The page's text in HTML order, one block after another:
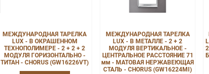
МЕЖДУНАРОДНАЯ ТАРЕЛКА
LUX - В ОКРАШЕННОМ
ТЕХНОПОЛИМЕРЕ - 2 + 2 + 2
МОДУЛЯ ГОРИЗОНТАЛЬНО -
ТИТАН - CHORUS (GW16226VT)
МЕЖДУНАРОДНАЯ ТАРЕЛКА
LUX - В МЕТАЛЛЕ - 2 + 2
МОДУЛЯ ВЕРТИКАЛЬНОЕ -
ЦЕНТРАЛЬНОЕ РАССТОЯНИЕ 71
мм - МАТОВАЯ НЕРЖАВЕЮЩАЯ
СТАЛЬ - CHORUS (GW16224MI)